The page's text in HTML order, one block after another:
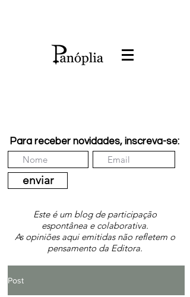
Para receber novidades, inscreva-se:
enviar
Este é um blog de participação
espontânea e colaborativa.
As opiniões aqui emitidas não refletem o
pensamento da Editora.
Post